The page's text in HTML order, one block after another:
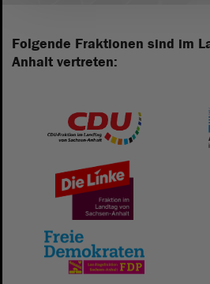
Folgende Fraktionen sind im
Anhalt vertreten: